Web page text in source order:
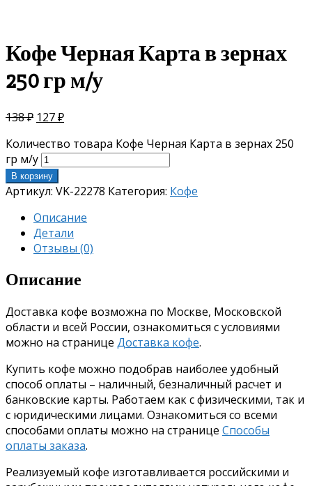
Кофе Черная Карта в зернах
250 гр м/у
138₽ 127₽
Количество товара Кофе Черная Карта в зернах 250
гр м/у
В корзину
Артикул: VK-22278 Категория: Кофе
Описание
Детали
Отзывы (0)
Описание
Доставка кофе возможна по Москве, Московской
области и всей России, ознакомиться с условиями
можно на странице Доставка кофе.
Купить кофе можно подобрав наиболее удобный
способ оплаты – наличный, безналичный расчет и
банковские карты. Работаем как с физическими, так и
с юридическими лицами. Ознакомиться со всеми
способами оплаты можно на странице Способы
оплаты заказа.
Реализуемый кофе изготавливается российскими и